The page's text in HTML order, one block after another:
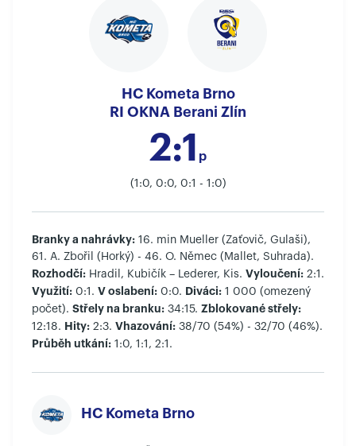
HC Kometa Brno
RI OKNA Berani Zlín
2:1 p
(1:0, 0:0, 0:1 - 1:0)
Branky a nahrávky: 16. min Mueller (Zaťovič, Gulaši),
61. A. Zbořil (Horký) - 46. O. Němec (Mallet, Suhrada).
Rozhodčí: Hradil, Kubičík – Lederer, Kis. Vyloučení: 2:1.
Využití: 0:1. V oslabení: 0:0. Diváci: 1 000 (omezený
počet). Střely na branku: 34:15. Zblokované střely:
12:18. Hity: 2:3. Vhazování: 38/70 (54%) - 32/70 (46%).
Průběh utkání: 1:0, 1:1, 2:1.
HC Kometa Brno